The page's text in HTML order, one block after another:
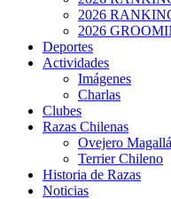
2026
2026
Deportes
Actividades
Imágenes
Charlas
Clubes
Razas Chilenas
Ovejero
Terrier Chileno
Historia de Razas
Noticias